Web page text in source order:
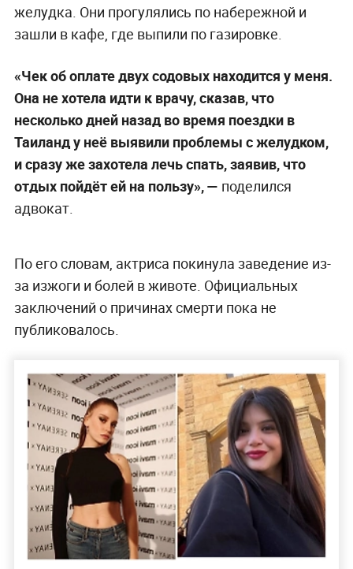
желудка. Они прогулялись по набережной и
зашли в кафе, где выпили по газировке.
«Чек об оплате двух содовых находится у меня.
Она не хотела идти к врачу, сказав, что
несколько дней назад во время поездки в
Таиланд у неё выявили проблемы с желудком,
и сразу же захотела лечь спать, заявив, что
отдых пойдёт ей на пользу», — поделился
адвокат.
По его словам, актриса покинула заведение из-
за изжоги и болей в животе. Официальных
заключений о причинах смерти пока не
публиковалось.